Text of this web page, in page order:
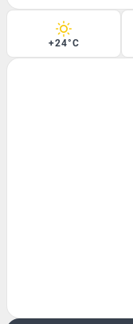
+24°C